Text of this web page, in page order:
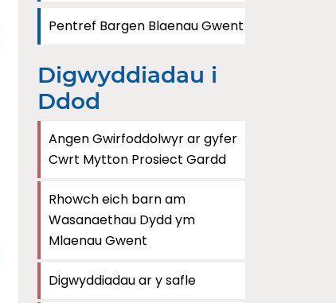
Pentref Bargen Blaenau Gwent
Digwyddiadau i
Ddod
Angen Gwirfoddolwyr ar gyfer
Cwrt Mytton Prosiect Gardd
Rhowch eich barn am
Wasanaethau Dydd ym
Mlaenau Gwent
Digwyddiadau ar y safle